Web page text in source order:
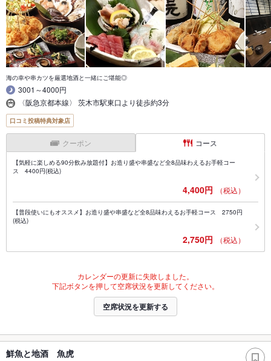
海の幸や串カツを厳選地酒と一緒にご堪能◎
3001～4000円
〈阪急京都本線〉 茨木市駅東口より徒歩約3分
口コミ投稿特典対象店
クーポン コース
【気軽に楽しめる90分飲み放題付】お造り盛や串盛など全8品味わえるお手軽コー
ス 4400円(税込)
4,400円 （税込）
【普段使いにもオススメ】お造り盛や串盛など全8品味わえるお手軽コース 2750円
(税込)
2,750円 （税込）
カレンダーの更新に失敗しました。
下記ボタンを押して空席状況を更新してください。
空席状況を更新する
鮮魚と地酒 魚虎